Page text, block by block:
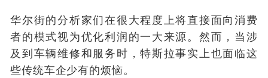
华尔街的分析家们在很大程度上将直接面向消费
者的模式视为优化利润的一大来源。然而，当涉
及到车辆维修和服务时，特斯拉事实上也面临这
些传统车企少有的烦恼。